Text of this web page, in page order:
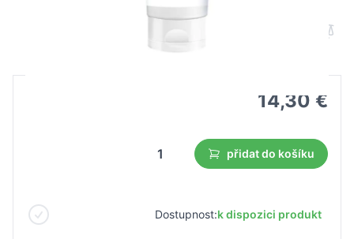
14,30 €
přidat do košíku
Dostupnost:k dispozici produkt